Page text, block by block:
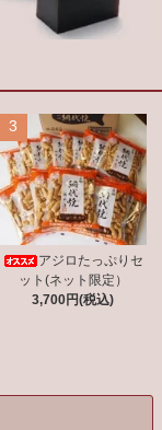
3
アジロたっぷりセ
ット(ネット限定）
3,700円(税込)